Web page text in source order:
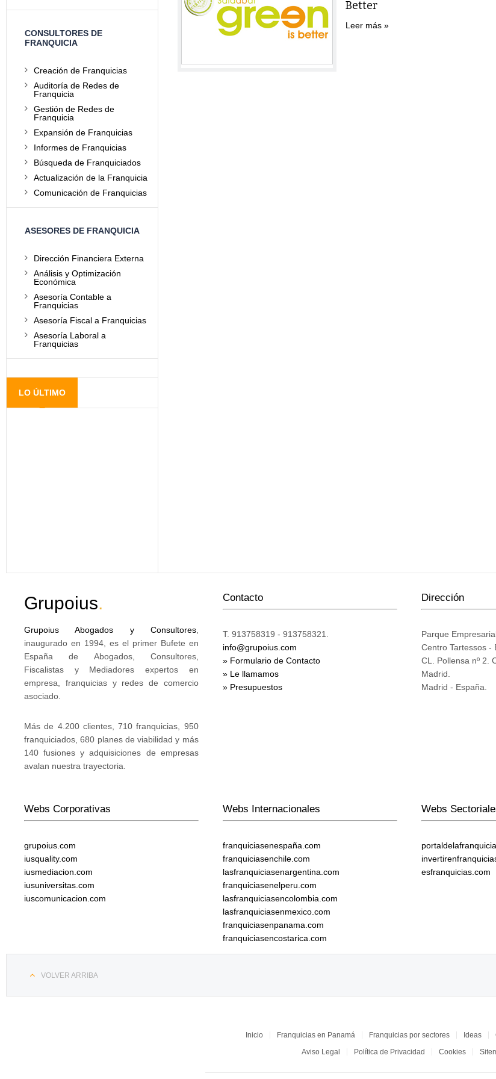
Better
Leer más
CONSULTORES DE
FRANQUICIA
Creación de Franquicias
Auditoría de Redes de
Franquicia
Gestión de Redes de
Franquicia
Expansión de Franquicias
Informes de Franquicias
Búsqueda de Franquiciados
Actualización de la Franquicia
Comunicación de Franquicias
ASESORES DE FRANQUICIA
Dirección Financiera Externa
Análisis y Optimización
Económica
Asesoría Contable a
Franquicias
Asesoría Fiscal a Franquicias
Asesoría Laboral a
Franquicias
LO ÚLTIMO
Grupoius.
Grupoius Abogados y Consultores,
inaugurado en 1994, es el primer Bufete en
España de Abogados, Consultores,
Fiscalistas y Mediadores expertos en
empresa, franquicias y redes de comercio
asociado.
Más de 4.200 clientes, 710 franquicias, 950
franquiciados, 680 planes de viabilidad y más
140 fusiones y adquisiciones de empresas
avalan nuestra trayectoria.
Contacto
T. 913758319 - 913758321.
info@grupoius.com
» Formulario de Contacto
» Le llamamos
» Presupuestos
Dirección
Parque
Centro Tartessos -
CL. Pollensa nº 2.
Madrid.
Madrid - España.
Webs Corporativas
grupoius.com
iusquality.com
iusmediacion.com
iusuniversitas.com
iuscomunicacion.com
Webs Internacionales
franquiciasenespaña.com
franquiciasenchile.com
lasfranquiciasenargentina.com
franquiciasenelperu.com
lasfranquiciasencolombia.com
lasfranquiciasenmexico.com
franquiciasenpanama.com
franquiciasencostarica.com
Webs
esfranquicias.com
VOLVER ARRIBA
Inicio Franquicias en Panamá Franquicias por sectores Ideas
Aviso Legal
Política de Privacidad Cookies